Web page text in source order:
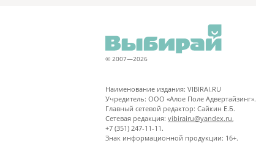
© 2007—2026
Наименование издания: VIBIRAI.RU
Учредитель: ООО «Алое Поле Адвертайзинг».
Главный сетевой редактор: Сайкин Е.Б.
Сетевая редакция: vibirairu@yandex.ru
+7 (351) 247-11-11.
Знак информационной продукции: 16+.